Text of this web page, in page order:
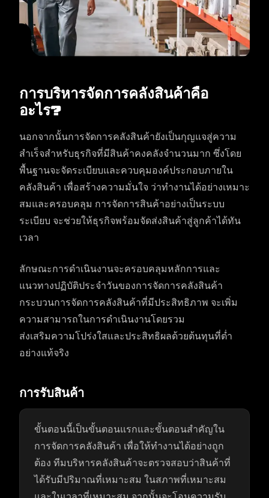
การบริหารจัดการคลังสินค้าคือ
อะไร?
นอกจากนั้นการจัดการคลังสินค้ายังเป็นกุญแจสู่ความ
สำเร็จสำหรับธุรกิจที่มีสินค้าคงคลังจำนวนมาก ซึ่งโดย
พื้นฐานจะจัดระเบียบและควบคุมองค์ประกอบภายใน
คลังสินค้า เพื่อสร้างความมั่นใจ ว่าทำงานได้อย่างเหมาะ
สมและครอบคลุม การจัดการสินค้าอย่างเป็นระบบ
ระเบียบ จะช่วยให้ธุรกิจพร้อมจัดส่งสินค้าสู่ลูกค้าได้ทัน
เวลา
ลักษณะการดำเนินงานจะครอบคลุมหลักการและ
แนวทางปฏิบัติประจำวันของการจัดการคลังสินค้า
กระบวนการจัดการคลังสินค้าที่มีประสิทธิภาพ จะเพิ่ม
ความสามารถในการดำเนินงานโดยรวม
ส่งเสริมความโปร่งใสและประสิทธิผลด้วยต้นทุนที่ต่ำ
อย่างแท้จริง
การรับสินค้า
ขั้นตอนนี้เป็นขั้นตอนแรกและขั้นตอนสำคัญใน
การจัดการคลังสินค้า เพื่อให้ทำงานได้อย่างถูก
ต้อง ทีมบริหารคลังสินค้าจะตรวจสอบว่าสินค้าที่
ได้รับมีปริมาณที่เหมาะสม ในสภาพที่เหมาะสม